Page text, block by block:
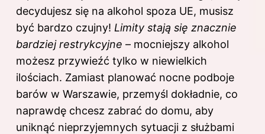
decydujesz się na alkohol spoza UE, musisz
być bardzo czujny! Limity stają się znacznie
bardziej restrykcyjne – mocniejszy alkohol
możesz przywieźć tylko w niewielkich
ilościach. Zamiast planować nocne podboje
barów w Warszawie, przemyśl dokładnie, co
naprawdę chcesz zabrać do domu, aby
uniknąć nieprzyjemnych sytuacji z służbami